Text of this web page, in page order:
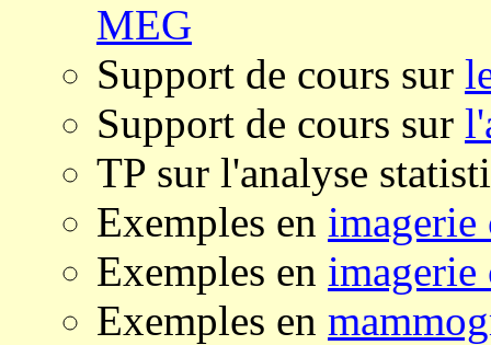
MEG
Support de cours sur
Support de cours sur
TP sur l'analyse
Exemples en imagerie
Exemples en imagerie
Exemples en